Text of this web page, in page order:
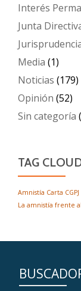
Interés
Junta
Media (1)
Noticias (179)
Opinión (52)
Sin categoría
TAG
Amnistía Carta CGPJ
La amnistía frente